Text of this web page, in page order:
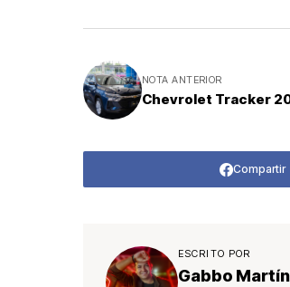
NOTA ANTERIOR
Chevrolet Tracker
Compartir
ESCRITO POR
Gabbo